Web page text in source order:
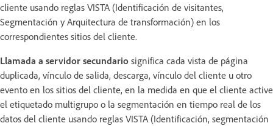
cliente usando reglas VISTA (Identificación de visitantes,
Segmentación y Arquitectura de transformación) en los
correspondientes sitios del cliente.
Llamada a servidor secundario significa cada vista de página
duplicada, vínculo de salida, descarga, vínculo del cliente u otro
evento en los sitios del cliente, en la medida en que el cliente active
el etiquetado multigrupo o la segmentación en tiempo real de los
datos del cliente usando reglas VISTA (Identificación, segmentación